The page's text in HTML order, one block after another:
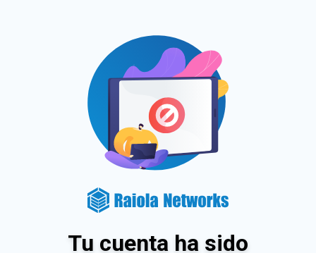
Tu cuenta ha sido